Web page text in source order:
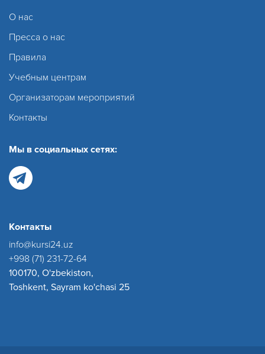
О нас
Пресса о нас
Правила
Учебным центрам
Организаторам мероприятий
Контакты
Мы в социальных сетях:
Контакты
info@kursi24.uz
+998 (71) 231-72-64
100170, O'zbekiston,
Toshkent, Sayram ko'chasi 25